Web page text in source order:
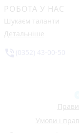
РОБОТА У НАС
Шукаєм таланти
Детальніше
Умови і